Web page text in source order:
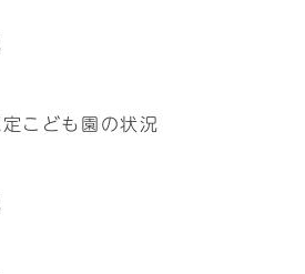
こども園の状況